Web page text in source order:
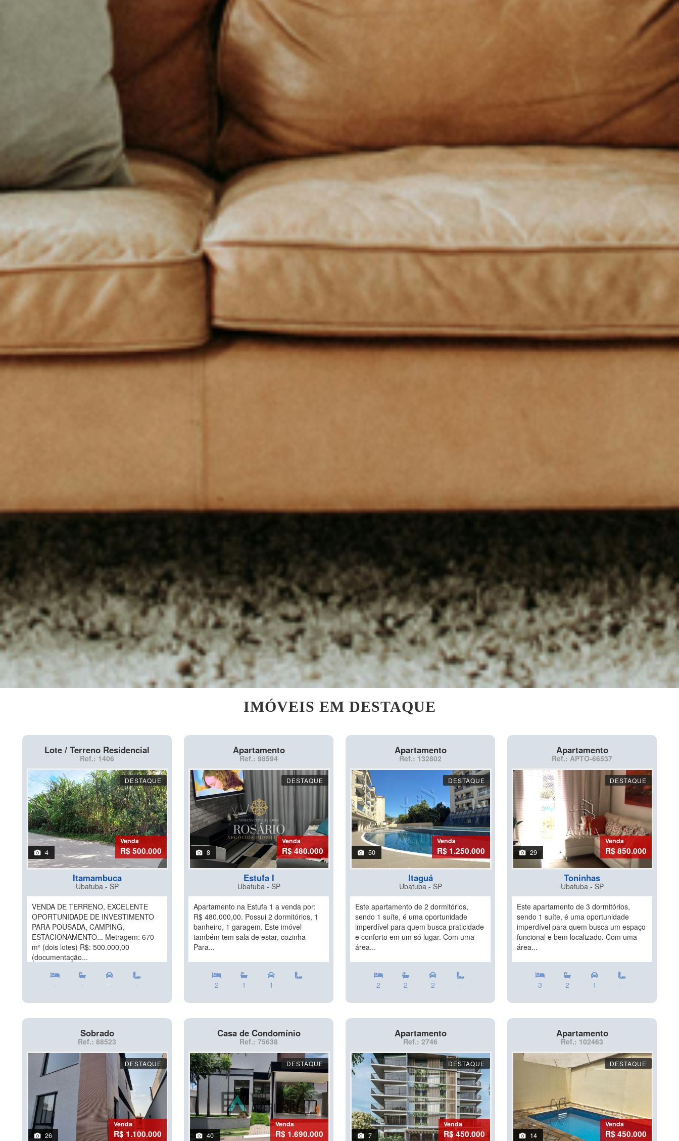
IMÓVEIS EM DESTAQUE
Lote / Terreno Residencial
Ref.: 1406
DESTAQUE
4
Venda
R$ 500.000
Itamambuca
Ubatuba - SP
VENDA DE TERRENO, EXCELENTE
OPORTUNIDADE DE INVESTIMENTO
PARA POUSADA, CAMPING,
ESTACIONAMENTO... Metragem: 670
m² (dois lotes) R$: 500.000,00
(documentação...
- - - -
Apartamento
Ref.: 98594
DESTAQUE
8
Venda
R$ 480.000
Estufa I
Ubatuba - SP
Apartamento na Estufa 1 a venda por:
R$ 480.000,00. Possui 2 dormitórios, 1
banheiro, 1 garagem. Este imóvel
também tem sala de estar, cozinha
Para...
2 1 1 -
Apartamento
Ref.: 132802
DESTAQUE
50
Venda
R$ 1.250.000
Itaguá
Ubatuba - SP
Este apartamento de 2 dormitórios,
sendo 1 suíte, é uma oportunidade
imperdível para quem busca praticidade
e conforto em um só lugar. Com uma
área...
2 2 2 -
Apartamento
Ref.: APTO-66537
DESTAQUE
29
Venda
R$ 850.000
Toninhas
Ubatuba - SP
Este apartamento de 3 dormitórios,
sendo 1 suíte, é uma oportunidade
imperdível para quem busca um espaço
funcional e bem localizado. Com uma
área...
3 2 1 -
Sobrado
Ref.: 88523
DESTAQUE
26
Venda
R$ 1.100.000
Casa de Condomínio
Ref.: 75638
DESTAQUE
40
Venda
R$ 1.690.000
Apartamento
Ref.: 2746
DESTAQUE
7
Venda
R$ 450.000
Apartamento
Ref.: 102463
DESTAQUE
14
Venda
R$ 450.000